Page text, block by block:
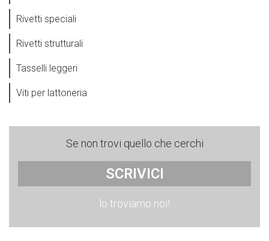
Rivetti speciali
Rivetti strutturali
Tasselli leggeri
Viti per lattoneria
Se non trovi quello che cerchi
SCRIVICI
lo troviamo noi!